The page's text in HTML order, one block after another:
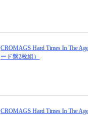
CROMAGS Hard Times In The
ード盤2枚組）
CROMAGS Hard Times In The